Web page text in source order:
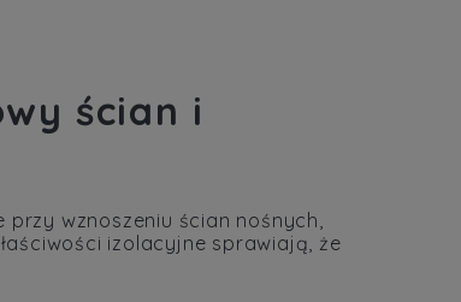
ścian i
wznoszeniu ścian nośnych,
izolacyjne sprawiają, że